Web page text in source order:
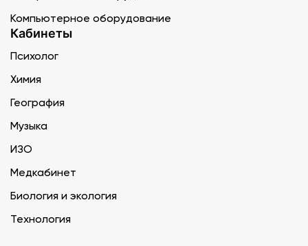
Компьютерное оборудование
Кабинеты
Психолог
Химия
География
Музыка
ИЗО
Медкабинет
Биология и экология
Технология